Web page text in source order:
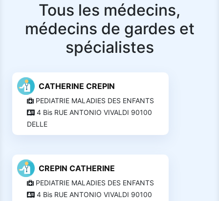
Tous les médecins,
médecins de gardes et
spécialistes
CATHERINE CREPIN
PEDIATRIE MALADIES DES ENFANTS
4 Bis RUE ANTONIO VIVALDI 90100
DELLE
CREPIN CATHERINE
PEDIATRIE MALADIES DES ENFANTS
4 Bis RUE ANTONIO VIVALDI 90100